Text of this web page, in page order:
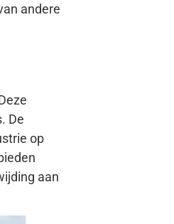
andere
De
op
aan